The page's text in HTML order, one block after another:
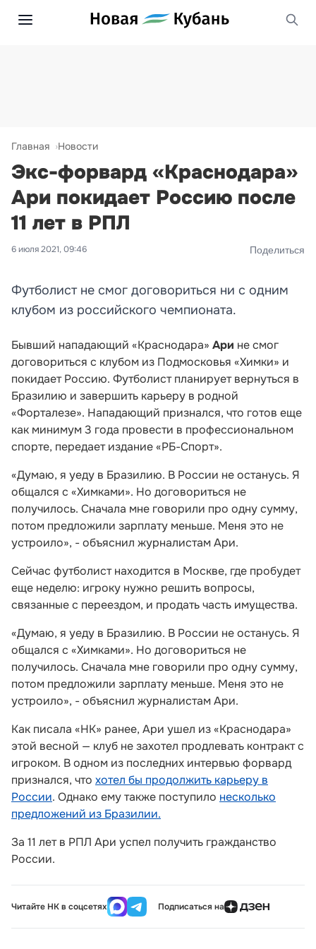
Главная Новости
Экс-форвард «Краснодара»
Ари покидает Россию после
11 лет в РПЛ
6 июля 2021, 09:46 Поделиться
Футболист не смог договориться ни с одним
клубом из российского чемпионата.
Бывший нападающий «Краснодара» Ари не смог
договориться с клубом из Подмосковья «Химки» и
покидает Россию. Футболист планирует вернуться в
Бразилию и завершить карьеру в родной
«Форталезе». Нападающий признался, что готов еще
как минимум 3 года провести в профессиональном
спорте, передает издание «РБ-Спорт».
«Думаю, я уеду в Бразилию. В России не останусь. Я
общался с «Химками». Но договориться не
получилось. Сначала мне говорили про одну сумму,
потом предложили зарплату меньше. Меня это не
устроило», - объяснил журналистам Ари.
Сейчас футболист находится в Москве, где пробудет
еще неделю: игроку нужно решить вопросы,
связанные с переездом, и продать часть имущества.
«Думаю, я уеду в Бразилию. В России не останусь. Я
общался с «Химками». Но договориться не
получилось. Сначала мне говорили про одну сумму,
потом предложили зарплату меньше. Меня это не
устроило», - объяснил журналистам Ари.
Как писала «НК» ранее, Ари ушел из «Краснодара»
этой весной — клуб не захотел продлевать контракт с
игроком. В одном из последних интервью форвард
признался, что хотел бы продолжить карьеру в
России. Однако ему также поступило несколько
предложений из Бразилии.
За 11 лет в РПЛ Ари успел получить гражданство
России.
Читайте НК в соцсетях Подписаться на